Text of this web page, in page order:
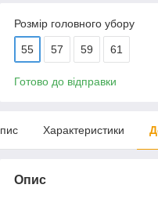
Розмір головного убору
55 57 59 61
Готово до відправки
Характеристики
Опис